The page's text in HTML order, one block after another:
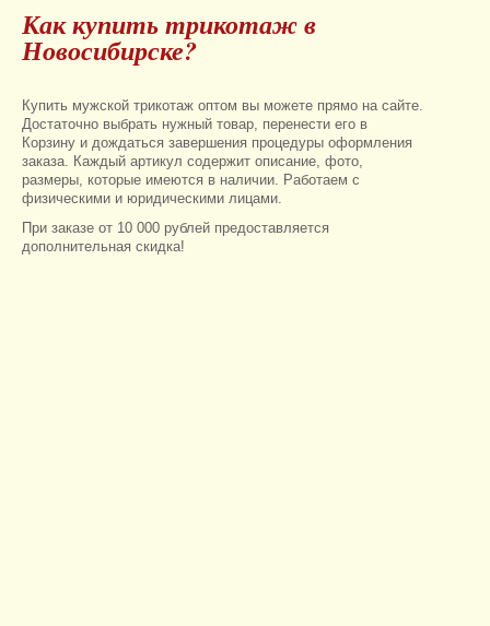
Как купить трикотаж в
Новосибирске?
Купить мужской трикотаж оптом вы можете прямо на сайте.
Достаточно выбрать нужный товар, перенести его в
Корзину и дождаться завершения процедуры оформления
заказа. Каждый артикул содержит описание, фото,
размеры, которые имеются в наличии. Работаем с
физическими и юридическими лицами.
При заказе от 10 000 рублей предоставляется
дополнительная скидка!